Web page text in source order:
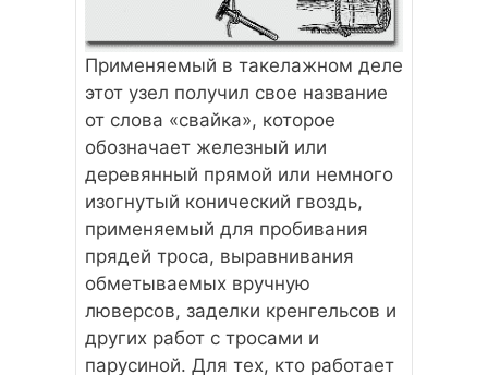
Применяемый в такелажном деле
этот узел получил свое название
от слова «свайка», которое
обозначает железный или
деревянный прямой или немного
изогнутый конический гвоздь,
применяемый для пробивания
прядей троса, выравнивания
обметываемых вручную
люверсов, заделки кренгельсов и
других работ с тросами и
парусиной. Для тех, кто работает